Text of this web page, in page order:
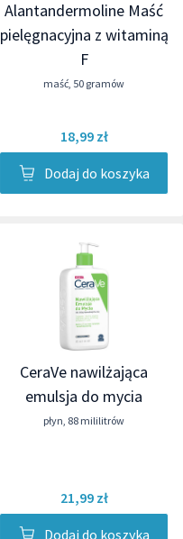
Alantandermoline Maść
pielęgnacyjna z witaminą
F
maść, 50 gramów
18,99 zł
Dodaj do koszyka
CeraVe nawilżająca
emulsja do mycia
płyn, 88 mililitrów
21,99 zł
Dodaj do koszyka